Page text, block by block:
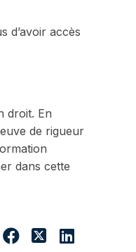
d’avoir accès
droit. En
de rigueur
dans cette